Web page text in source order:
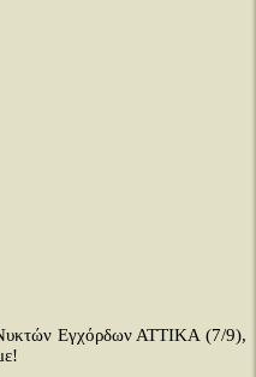
Νυκτών Εγχόρδων ΑΤΤΙΚΑ (7/9),